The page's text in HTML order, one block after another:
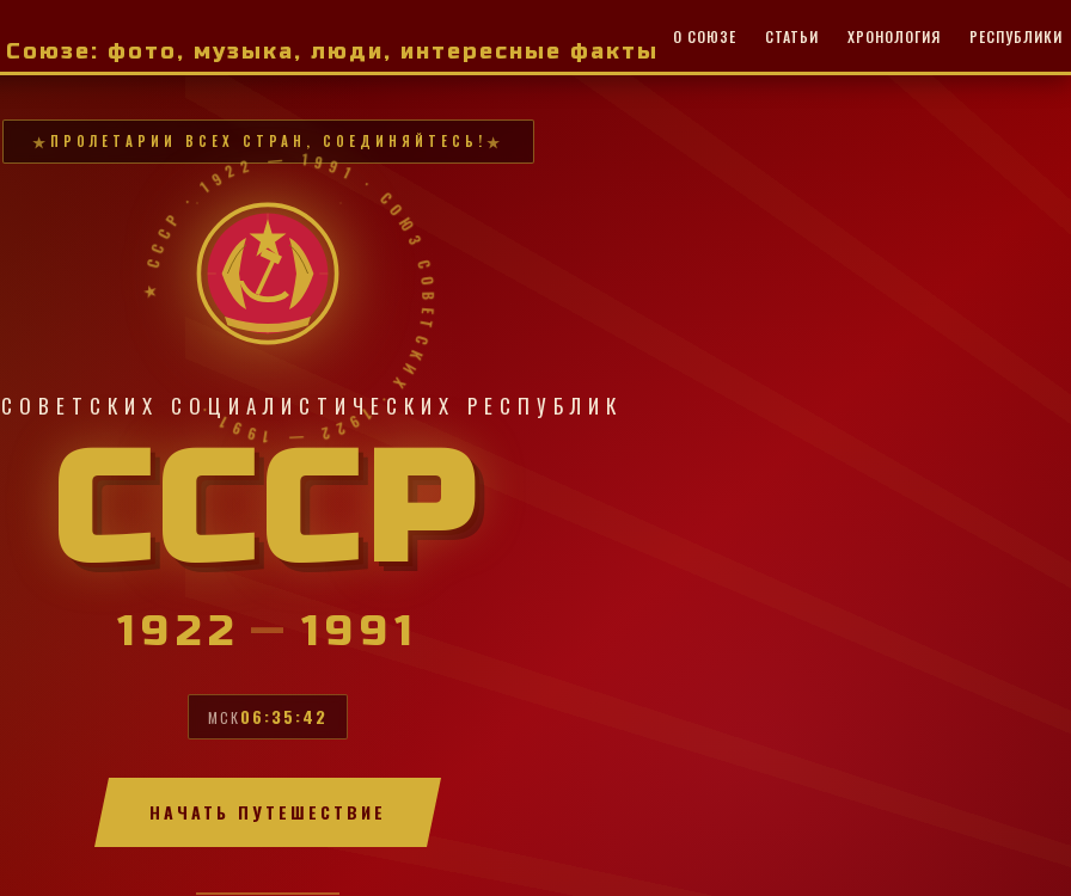
фото, музыка, люди, интересные факты
О СОЮЗЕ СТАТЬИ ХРОНОЛОГИЯ РЕСПУБЛИКИ
ПРОЛЕТАРИИ ВСЕХ СТРАН, СОЕДИНЯЙТЕСЬ!
★ СССР · 1922 — 1991 · СОЮЗ СОВЕТСКИХ · 1922 — 1991 ·
СОЦИАЛИСТИЧЕСКИХ РЕСПУБЛИК
СССР
1922 — 1991
МСК06:35:44
НАЧАТЬ ПУТЕШЕСТВИЕ